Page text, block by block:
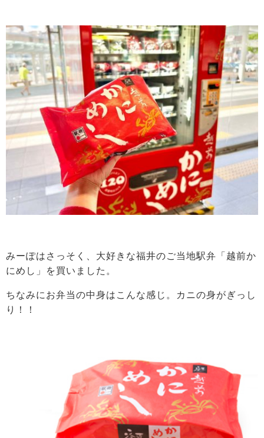
みーぽはさっそく、大好きな福井のご当地駅弁「越前か
にめし」を買いました。
ちなみにお弁当の中身はこんな感じ。カニの身がぎっし
り！！